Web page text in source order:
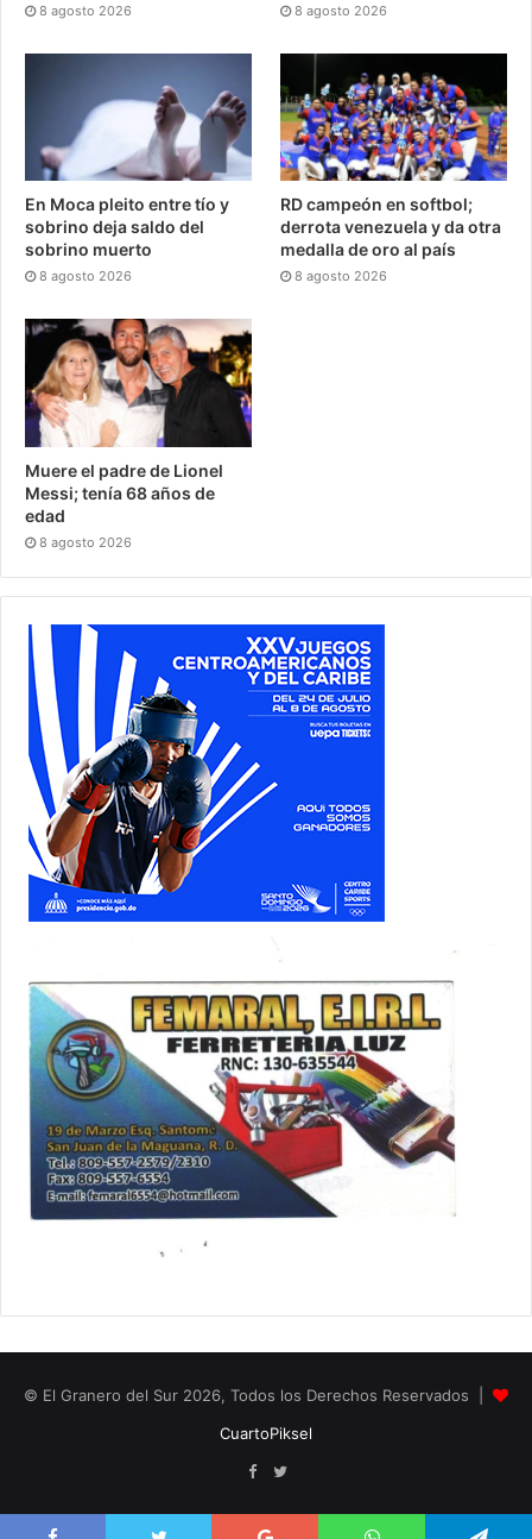
8 agosto 2026 8 agosto 2026
En Moca pleito entre tío y
sobrino deja saldo del
sobrino muerto
8 agosto 2026
RD campeón en softbol;
derrota venezuela y da otra
medalla de oro al país
8 agosto 2026
Muere el padre de Lionel
Messi; tenía 68 años de
edad
8 agosto 2026
© El Granero del Sur 2026, Todos los Derechos Reservados |
CuartoPiksel